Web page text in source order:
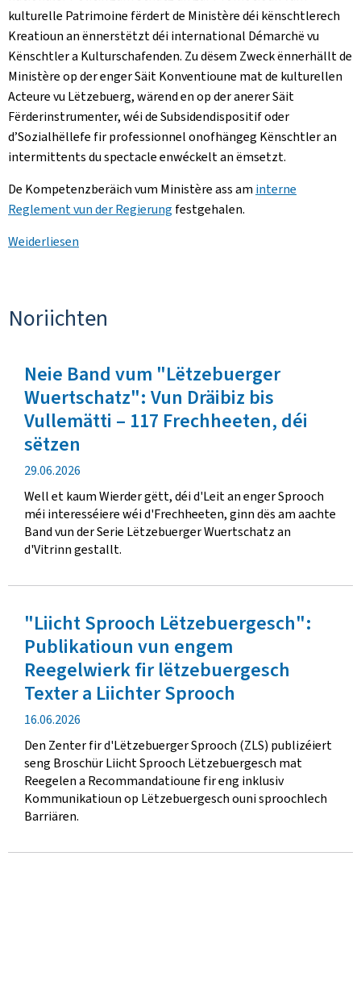
kulturelle Patrimoine fërdert de Ministère déi kënschtlerech
Kreatioun an ënnerstëtzt déi international Démarchë vu
Kënschtler a Kulturschafenden. Zu dësem Zweck ënnerhällt de
Ministère op der enger Säit Konventioune mat de kulturellen
Acteure vu Lëtzebuerg, wärend en op der anerer Säit
Fërderinstrumenter, wéi de Subsidendispositif oder
d’Sozialhëllefe fir professionnel onofhängeg Kënschtler an
intermittents du spectacle enwéckelt an ëmsetzt.
De Kompetenzberäich vum Ministère ass am interne
Reglement vun der Regierung festgehalen.
Weiderliesen
Noriichten
Noriichten
Neie Band vum "Lëtzebuerger
Wuertschatz": Vun Dräibiz bis
Vullemätti – 117 Frechheeten, déi
sëtzen
Verëffentlechungsdatum
29.06.2026
Well et kaum Wierder gëtt, déi d'Leit an enger Sprooch
méi interesséiere wéi d'Frechheeten, ginn dës am aachte
Band vun der Serie Lëtzebuerger Wuertschatz an
d'Vitrinn gestallt.
"Liicht Sprooch Lëtzebuergesch":
Publikatioun vun engem
Reegelwierk fir lëtzebuergesch
Texter a Liichter Sprooch
Verëffentlechungsdatum
16.06.2026
Den Zenter fir d'Lëtzebuerger Sprooch (ZLS) publizéiert
seng Broschür Liicht Sprooch Lëtzebuergesch mat
Reegelen a Recommandatioune fir eng inklusiv
Kommunikatioun op Lëtzebuergesch ouni sproochlech
Barriären.